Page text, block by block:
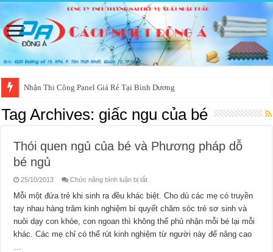
Nhận Thi Công Panel Giá Rẻ Tại Bình Dương
Tag Archives: giấc ngu của bé
Thói quen ngủ của bé và Phương pháp dỗ
bé ngủ
25/10/2013 Chức năng bình luận bị tắtở
quen
ngủ
của
bé
và
Phương
pháp
Mỗi một đứa trẻ khi sinh ra đều khác biệt. Cho dù các mẹ có truyền
tay nhau hàng trăm kinh nghiệm bí quyết chăm sóc trẻ sơ sinh và
nuôi dạy con khỏe, con ngoan thì không thể phủ nhận mỗi bé lại mỗi
khác. Các mẹ chỉ có thể rút kinh nghiệm từ người này để nâng cao
…